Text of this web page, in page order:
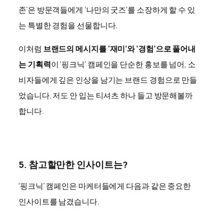
존’은 방문객들에게 ‘나만의 굿즈’를 소장하게 할 수 있
는 특별한 경험을 선물합니다.
이처럼 브랜드의 메시지를 ‘재미’와 ‘경험’으로 풀어내
는 기획력이 ‘핑크닉’ 캠페인을 단순한 홍보를 넘어, 소
비자들에게 깊은 인상을 남기는 브랜드 경험으로 만들
었습니다. 저도 안 입는 티셔츠 하나 들고 방문해볼까
합니다.
5. 참고할만한 인사이트는?
‘핑크닉’ 캠페인은 마케터들에게 다음과 같은 중요한
인사이트를 남겼습니다.